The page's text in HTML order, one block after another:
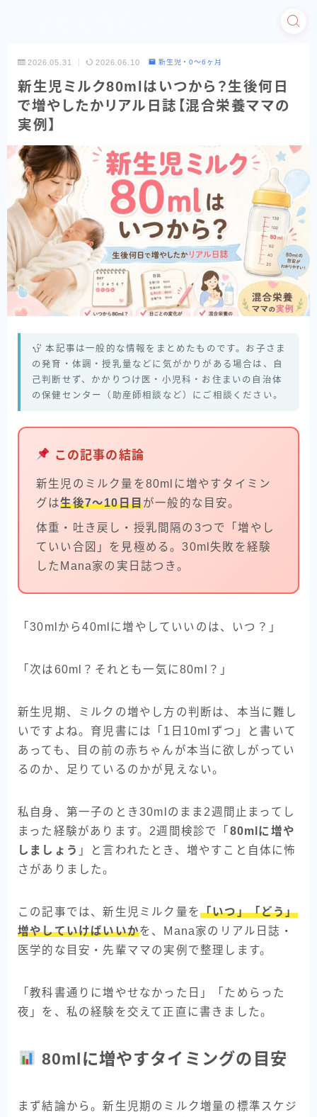
2026.05.31 2026.06.10 新生児・0〜6ヶ月
新生児ミルク80mlはいつから？生後何日
で増やしたかリアル日誌【混合栄養ママの
実例】
本記事は一般的な情報をまとめたものです。お子さま
の発育・体調・授乳量などに気がかりがある場合は、自
己判断せず、かかりつけ医・小児科・お住まいの自治体
の保健センター（助産師相談など）にご相談ください。
この記事の結論
新生児のミルク量を80mlに増やすタイミン
グは生後7〜10日目が一般的な目安。
体重・吐き戻し・授乳間隔の3つで「増やし
ていい合図」を見極める。30ml失敗を経験
したMana家の実日誌つき。
「30mlから40mlに増やしていいのは、いつ？」
「次は60ml？それとも一気に80ml？」
新生児期、ミルクの増やし方の判断は、本当に難し
いですよね。育児書には「1日10mlずつ」と書いて
あっても、目の前の赤ちゃんが本当に欲しがってい
るのか、足りているのかが見えない。
私自身、第一子のとき30mlのまま2週間止まってし
まった経験があります。2週間検診で「 80mlに増や
しましょう 」と言われたとき、増やすこと自体に怖
さがありました。
この記事では、新生児ミルク量を「いつ」「どう」
増やしていけばいいかを、Mana家のリアル日誌・
医学的な目安・先輩ママの実例で整理します。
「教科書通りに増やせなかった日」「ためらった
夜」を、私の経験を交えて正直に書きました。
80mlに増やすタイミングの目安
まず結論から。新生児期のミルク増量の標準スケジ